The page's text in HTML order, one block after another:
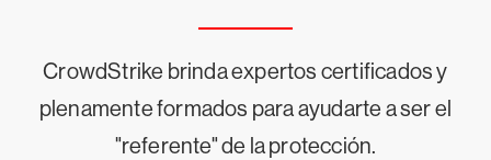
CrowdStrike brinda expertos certificados y
plenamente formados para ayudarte a ser el
"referente" de la protección.